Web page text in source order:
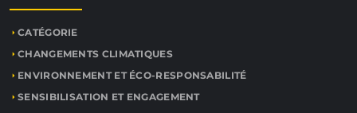
CATÉGORIE
CHANGEMENTS CLIMATIQUES
ENVIRONNEMENT ET ÉCO-RESPONSABILITÉ
SENSIBILISATION ET ENGAGEMENT